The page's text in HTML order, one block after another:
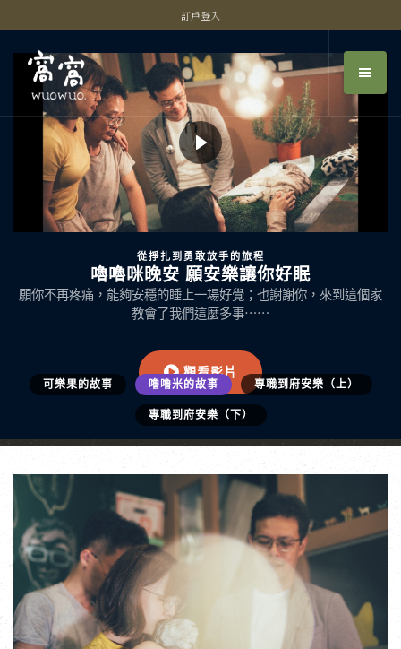
訂戶登入
從掙扎到勇敢放手的旅程
嚕嚕咪晚安 願安樂讓你好眠
願你不再疼痛，能夠安穩的睡上一場好覺；也謝謝你，來到這個家
教會了我們這麼多事⋯⋯
觀看影片
可樂果的故事 嚕嚕米的故事 專職到府安樂（上）
專職到府安樂（下）